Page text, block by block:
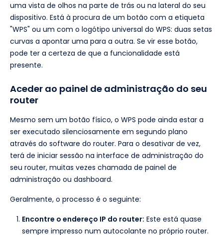
uma vista de olhos na parte de trás ou na lateral do seu
dispositivo. Está à procura de um botão com a etiqueta
"WPS" ou um com o logótipo universal do WPS: duas setas
curvas a apontar uma para a outra. Se vir esse botão,
pode ter a certeza de que a funcionalidade está
presente.
Aceder ao painel de administração do seu
router
Mesmo sem um botão físico, o WPS pode ainda estar a
ser executado silenciosamente em segundo plano
através do software do router. Para o desativar de vez,
terá de iniciar sessão na interface de administração do
seu router, muitas vezes chamada de painel de
administração ou dashboard.
Geralmente, o processo é o seguinte:
Encontre o endereço IP do router: Este está quase
sempre impresso num autocolante no próprio router.